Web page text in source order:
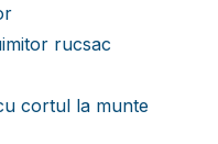
rucsac
cortul la munte